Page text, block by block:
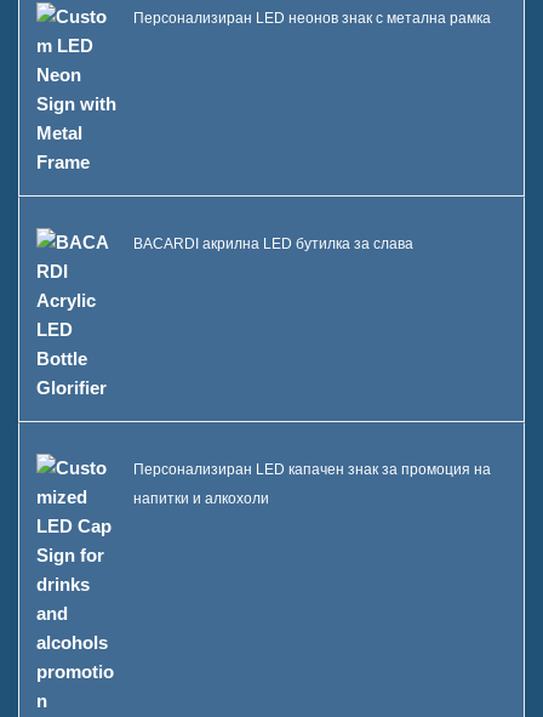
Персонализиран LED неонов знак с метална рамка
BACARDI акрилна LED бутилка за слава
Персонализиран LED капачен знак за промоция на
напитки и алкохоли